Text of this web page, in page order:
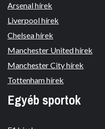
Arsenal hírek
Liverpool hírek
Chelsea hírek
Manchester United hírek
Manchester City hírek
Tottenham hírek
Egyéb sportok